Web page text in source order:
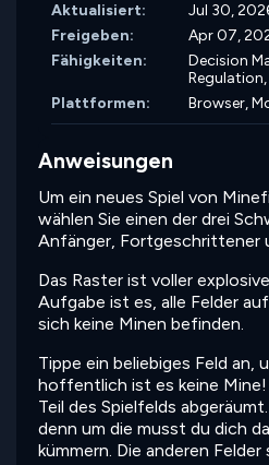
Aktualisiert:
Jul 30,
Freigeben:
Apr 07,
Fähigkeiten:
Decision
Regulation,
Plattformen:
Browser,
Anweisungen
Um ein neues Spiel von
wählen Sie einen der drei
Anfänger, Fortgeschrittener
Das Raster ist voller
Aufgabe ist es, alle Felder
sich keine Minen befinden.
Tippe ein beliebiges Feld an,
hoffentlich ist es keine
Teil des Spielfelds
denn um die musst du dich
kümmern. Die anderen